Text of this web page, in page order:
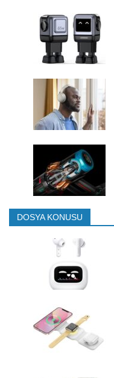
DOSYA KONUSU